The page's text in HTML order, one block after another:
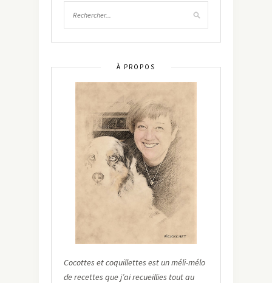
À PROPOS
Cocottes et coquillettes est un méli-mélo
de recettes que j’ai recueillies tout au